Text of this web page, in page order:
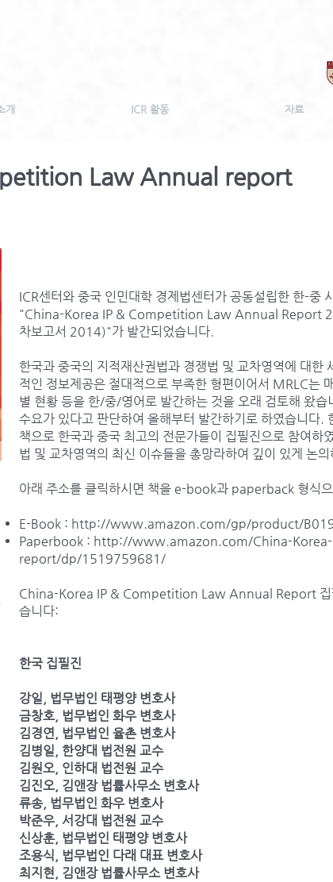
개 ICR 활동 자료
Law Annual report
ICR센터와 중국 인민대학 경제법센터가 공동설립한 한-중
"China-Korea IP & Competition Law Annual Report
차보고서 2014)"가 발간되었습니다.
한국과 중국의 지적재산권법과 경쟁법 및 교차영역에 대한
적인 정보제공은 절대적으로 부족한 형편이어서 MRLC는
별 현황 등을 한/중/영어로 발간하는 것을 오래 검토해 왔
수요가 있다고 판단하여 올해부터 발간하기로 하였습니다.
책으로 한국과 중국 최고의 전문가들이 집필진으로 참여하
법 및 교차영역의 최신 이슈들을 총망라하여 깊이 있게 논
아래 주소를 클릭하시면 책을 e-book과 paperback 형식
E-Book : http://www.amazon.com/gp/product/
Paperbook : http://www.amazon.com/China-
report/dp/1519759681/
China-Korea IP & Competition Law Annual Report 집
습니다:
한국 집필진
강일, 법무법인 태평양 변호사
금창호, 법무법인 화우 변호사
김경연, 법무법인 율촌 변호사
김병일, 한양대 법전원 교수
김원오, 인하대 법전원 교수
김진오, 김앤장 법률사무소 변호사
류송, 법무법인 화우 변호사
박준우, 서강대 법전원 교수
신상훈, 법무법인 태평양 변호사
조용식, 법무법인 다래 대표 변호사
최지현, 김앤장 법률사무소 변호사